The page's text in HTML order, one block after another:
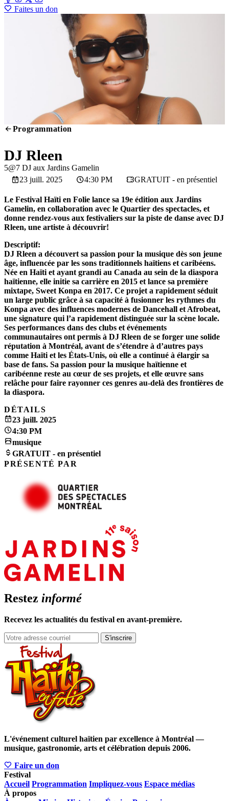
Faites un don
Programmation
DJ Rleen
5@7 DJ aux Jardins Gamelin
23 juill. 2025
4:30 PM GRATUIT - en présentiel
Le Festival Haïti en Folie lance sa 19e édition aux Jardins
Gamelin, en collaboration avec le Quartier des spectacles, et
donne rendez-vous aux festivaliers sur la piste de danse avec DJ
Rleen, une artiste à découvrir!
Descriptif:
DJ Rleen a découvert sa passion pour la musique dès son jeune
âge, influencée par les sons traditionnels haïtiens et caribéens.
Née en Haïti et ayant grandi au Canada au sein de la diaspora
haïtienne, elle initie sa carrière en 2015 et lance sa première
mixtape, Sweet Konpa en 2017. Ce projet a rapidement séduit
un large public grâce à sa capacité à fusionner les rythmes du
Konpa avec des influences modernes de Dancehall et Afrobeat,
une signature qui l’a rapidement distinguée sur la scène locale.
Ses performances dans des clubs et événements
communautaires ont permis à DJ Rleen de se forger une solide
réputation à Montréal, avant de s’étendre à d’autres pays
comme Haïti et les États-Unis, où elle a continué à élargir sa
base de fans. Sa passion pour la musique haïtienne et
caribéenne reste au cœur de ses projets, et elle œuvre sans
relâche pour faire rayonner ces genres au-delà des frontières de
la diaspora.
DÉTAILS
23 juill. 2025
4:30 PM
musique
GRATUIT - en présentiel
PRÉSENTÉ PAR
Restez informé
Recevez les actualités du festival en avant-première.
S'inscrire
L'événement culturel haïtien par excellence à Montréal —
musique, gastronomie, arts et célébration depuis 2006.
Faire un don
Festival
Accueil Programmation Impliquez-vous Espace médias
À propos